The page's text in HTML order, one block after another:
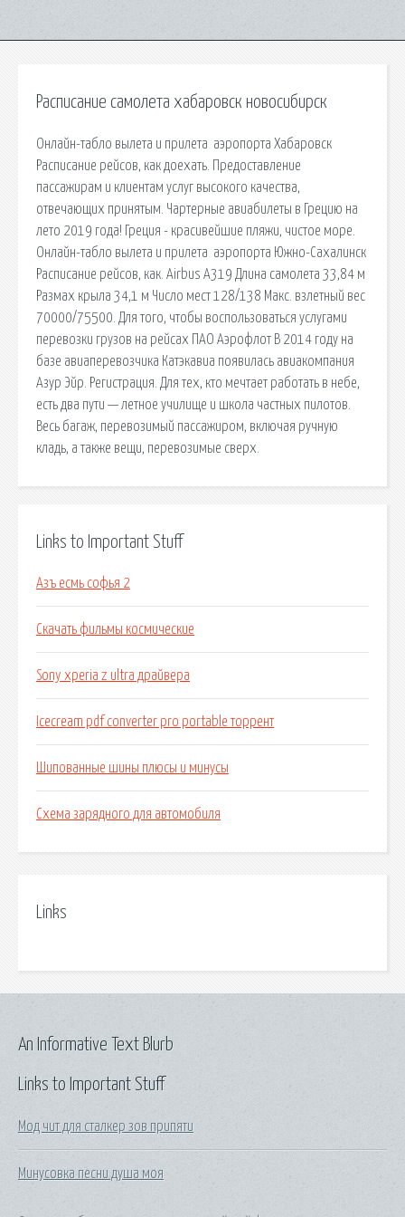
Расписание самолета хабаровск новосибирск
Онлайн-табло вылета и прилета ️ аэропорта Хабаровск ️
Расписание рейсов, как доехать. Предоставление
пассажирам и клиентам услуг высокого качества,
отвечающих принятым. Чартерные авиабилеты в Грецию на
лето 2019 года! Греция - красивейшие пляжи, чистое море.
Онлайн-табло вылета и прилета ️ аэропорта Южно-Сахалинск ️
Расписание рейсов, как. Airbus A319 Длина самолета 33,84 м
Размах крыла 34,1 м Число мест 128/138 Макс. взлетный вес
70000/75500. Для того, чтобы воспользоваться услугами
перевозки грузов на рейсах ПАО Аэрофлот В 2014 году на
базе авиаперевозчика Катэкавиа появилась авиакомпания
Азур Эйр. Регистрация. Для тех, кто мечтает работать в небе,
есть два пути — летное училище и школа частных пилотов.
Весь багаж, перевозимый пассажиром, включая ручную
кладь, а также вещи, перевозимые сверх.
Links to Important Stuff
Азъ есмь софья 2
Скачать фильмы космические
Sony xperia z ultra драйвера
Icecream pdf converter pro portable торрент
Шипованные шины плюсы и минусы
Схема зарядного для автомобиля
Links
Links to Important Stuff
Мод чит для сталкер зов припяти
Минусовка песни душа моя
An Informative Text Blurb